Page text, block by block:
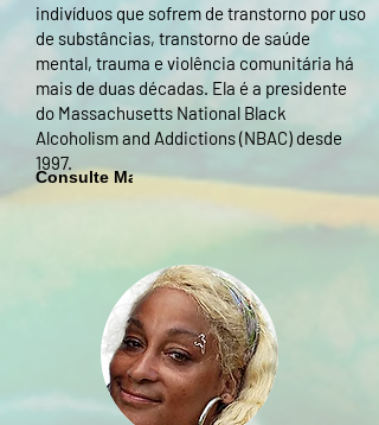
indivíduos que sofrem de transtorno por uso
de substâncias, transtorno de saúde
mental, trauma e violência comunitária há
mais de duas décadas. Ela é a presidente
do Massachusetts National Black
Alcoholism and Addictions (NBAC) desde
1997.
Consulte Mais informação